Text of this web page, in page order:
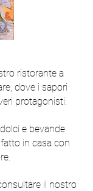
ristorante a
dove i sapori
protagonisti.
e bevande
in casa con
il nostro